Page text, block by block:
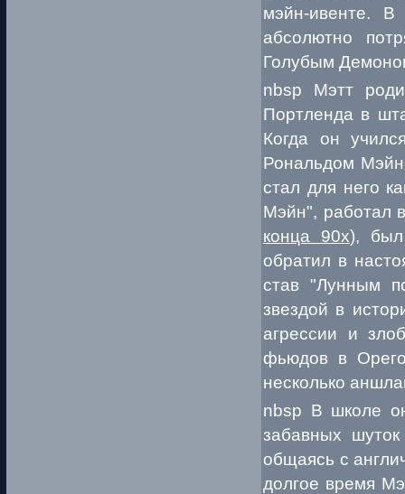
мэйн-ивенте. В
абсолютно
Голубым
nbsp Мэтт
Портленда в
Когда он
Рональдом
стал для него
Мэйн", работал
конца 90х), был
обратил в
став "Лунным
звездой в
агрессии и
фьюдов в
несколько
nbsp В школе
забавных
общаясь с
долгое время